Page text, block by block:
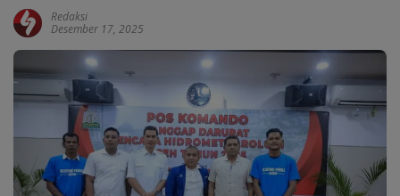
Redaksi
Desember 17, 2025